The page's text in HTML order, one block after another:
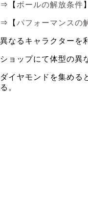
⇒【 ボールの解放条件 】
⇒【 パフォーマンスの
異なるキャラクターを
ショップにて体型の異
ダイヤモンドを集める
る。